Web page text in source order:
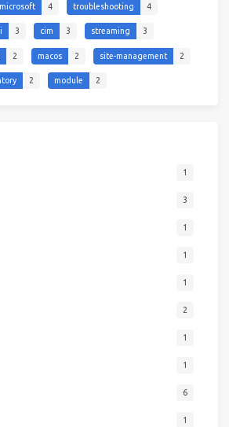
microsoft 4 troubleshooting 4
3 cim 3 streaming 3
2 macos 2 site-management 2
2 module 2
1
3
1
1
1
2
1
1
6
1